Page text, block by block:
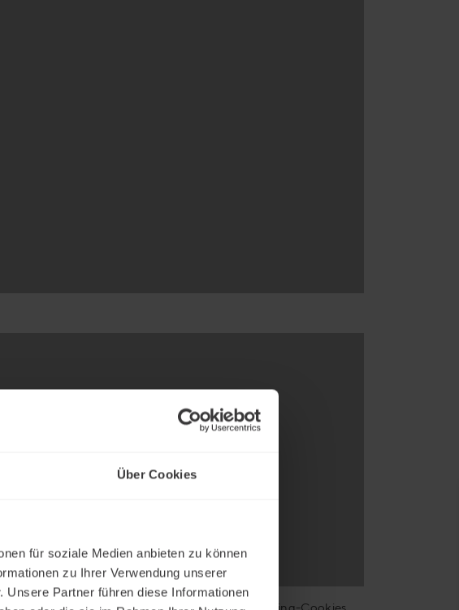
Über Cookies
für soziale Medien anbieten zu können
zu Ihrer Verwendung unserer
Partner führen diese Informationen
abzuspielen, akzeptieren Sie bitte unsere Marketing-Cookies